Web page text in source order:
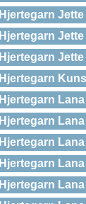
Hjertegarn
Hjertegarn
Hjertegarn
Hjertegarn
Hjertegarn
Hjertegarn
Hjertegarn
Hjertegarn
Hjertegarn